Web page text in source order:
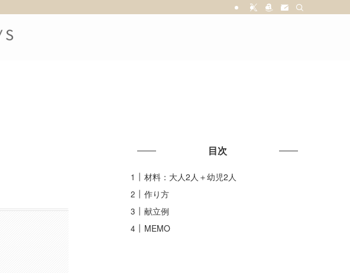
目次
材料：大人2人＋幼児2人
作り方
献立例
MEMO